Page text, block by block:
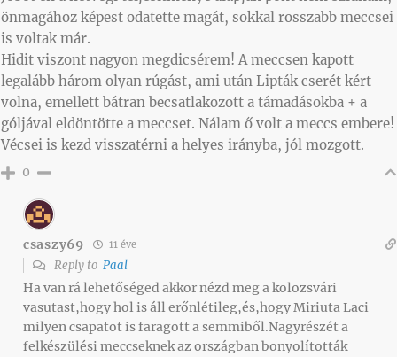
önmagához képest odatette magát, sokkal rosszabb meccsei
is voltak már.
Hidit viszont nagyon megdicsérem! A meccsen kapott
legalább három olyan rúgást, ami után Lipták cserét kért
volna, emellett bátran becsatlakozott a támadásokba + a
góljával eldöntötte a meccset. Nálam ő volt a meccs embere!
Vécsei is kezd visszatérni a helyes irányba, jól mozgott.
0
csaszy69 11 éve
Reply to Paal
Ha van rá lehetőséged akkor nézd meg a kolozsvári
vasutast,hogy hol is áll erőnlétileg,és,hogy Miriuta Laci
milyen csapatot is faragott a semmiből.Nagyrészét a
felkészülési meccseknek az országban bonyolították